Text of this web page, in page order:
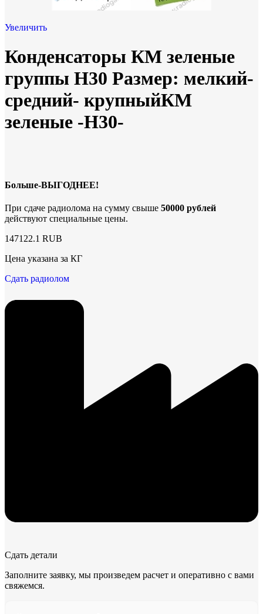
Увеличить
Конденсаторы КМ зеленые
группы Н30 Размер: мелкий-
средний- крупныйКМ
зеленые -Н30-
Больше-ВЫГОДНЕЕ!
При сдаче радиолома на сумму свыше 50000 рублей
действуют специальные цены.
147122.1 RUB
Цена указана за КГ
Сдать радиолом
Сдать детали
Заполните заявку, мы произведем расчет и оперативно с вами
свяжемся.